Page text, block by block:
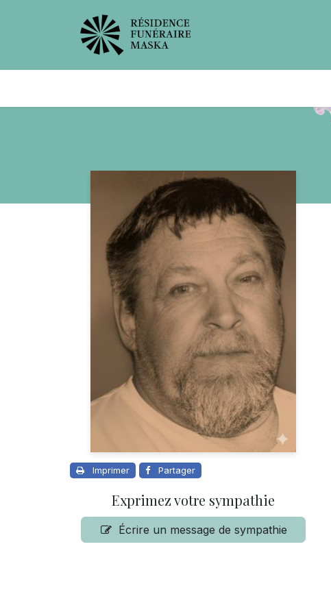
Imprimer Partager
Exprimez votre sympathie
Écrire un message de sympathie